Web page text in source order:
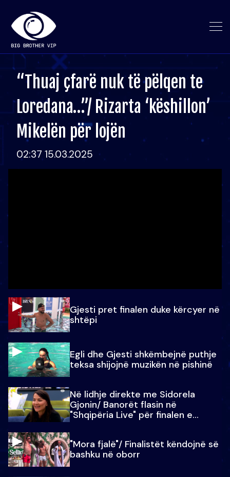
“Thuaj çfarë nuk të pëlqen te
Loredana…”/ Rizarta ‘këshillon’
Mikelën për lojën
02:37 15.03.2025
Gjesti pret finalen duke kërcyer në
shtëpi
Egli dhe Gjesti shkëmbejnë puthje
teksa shijojnë muzikën në pishinë
Në lidhje direkte me Sidorela
Gjonin/ Banorët flasin në
"Shqipëria Live" për finalen e
"Mora fjalë"/ Finalistët këndojnë së
bashku në oborr